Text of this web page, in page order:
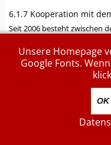
6.1.7 Kooperation mit
Seit 2006 besteht zwischen
Jahr zum Schuljahresende
Schüler des 6. Jahrgangs
Unsere ausgewählten
folgenden Jahren im
besonders gefördert, indem
dort mit aktuellen
Unsere Homepage
Google Fonts.
OK